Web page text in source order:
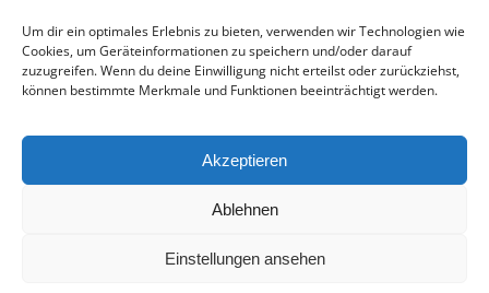
Um dir ein optimales Erlebnis zu bieten, verwenden wir Technologien wie
Cookies, um Geräteinformationen zu speichern und/oder darauf
zuzugreifen. Wenn du deine Einwilligung nicht erteilst oder zurückziehst,
können bestimmte Merkmale und Funktionen beeinträchtigt werden.
Akzeptieren
Ablehnen
Einstellungen ansehen